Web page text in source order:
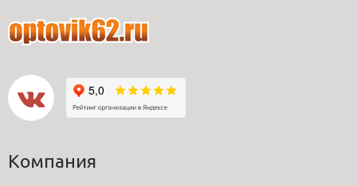
Компания